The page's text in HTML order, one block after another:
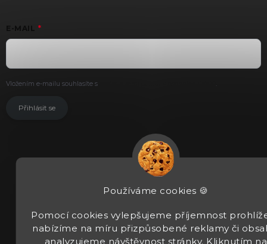
Používáme cookies 🍪
Pomocí cookies vylepšujeme příjemnost
nabízíme na míru přizpůsobené reklamy či
analyzujeme návštěvnost stránky. Kliknutím na
E-MAIL
Vložením e-mailu souhlasíte s
Přihlásit se